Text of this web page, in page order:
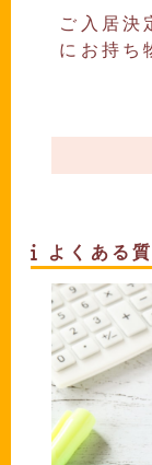
ご入居決
にお持ち
よくある質